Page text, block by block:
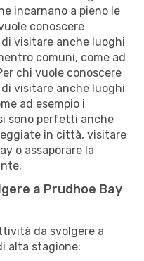
incarnano a pieno le
conoscere
visitare anche luoghi
comuni, come ad
chi vuole conoscere
visitare anche luoghi
ad esempio i
sono perfetti anche
in città, visitare
o assaporare la
a Prudhoe Bay
da svolgere a
alta stagione: